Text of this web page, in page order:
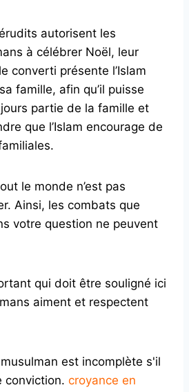
autorisent les
à célébrer Noël, leur
converti présente l’Islam
famille, afin qu’il puisse
partie de la famille et
que l’Islam encourage de
le monde n’est pas
Ainsi, les combats que
votre question ne peuvent
qui doit être souligné ici
aiment et respectent
est incomplète s'il
conviction. croyance en